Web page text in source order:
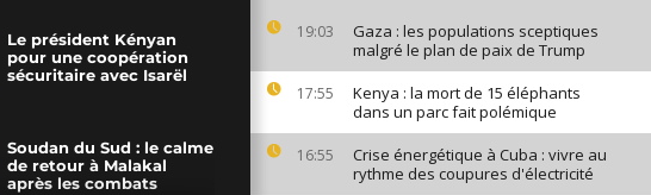
19:03
Gaza : les populations sceptiques
malgré le plan de paix de Trump
17:55
Kenya : la mort de 15 éléphants
dans un parc fait polémique
16:55
Crise énergétique à Cuba : vivre au
rythme des coupures d'électricité
Le président Kényan
pour une coopération
sécuritaire avec Isarël
Soudan du Sud : le calme
de retour à Malakal
après les combats